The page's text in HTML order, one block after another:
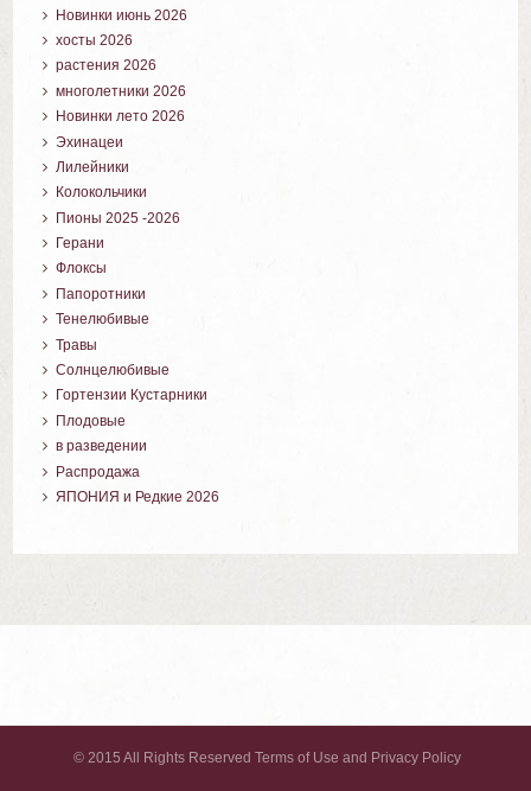
Новинки июнь 2026
хосты 2026
растения 2026
многолетники 2026
Новинки лето 2026
Эхинацеи
Лилейники
Колокольчики
Пионы 2025 -2026
Герани
Флоксы
Папоротники
Тенелюбивые
Травы
Солнцелюбивые
Гортензии Кустарники
Плодовые
в разведении
Распродажа
ЯПОНИЯ и Редкие 2026
© 2015 All Rights Reserved Terms of Use and Privacy Policy